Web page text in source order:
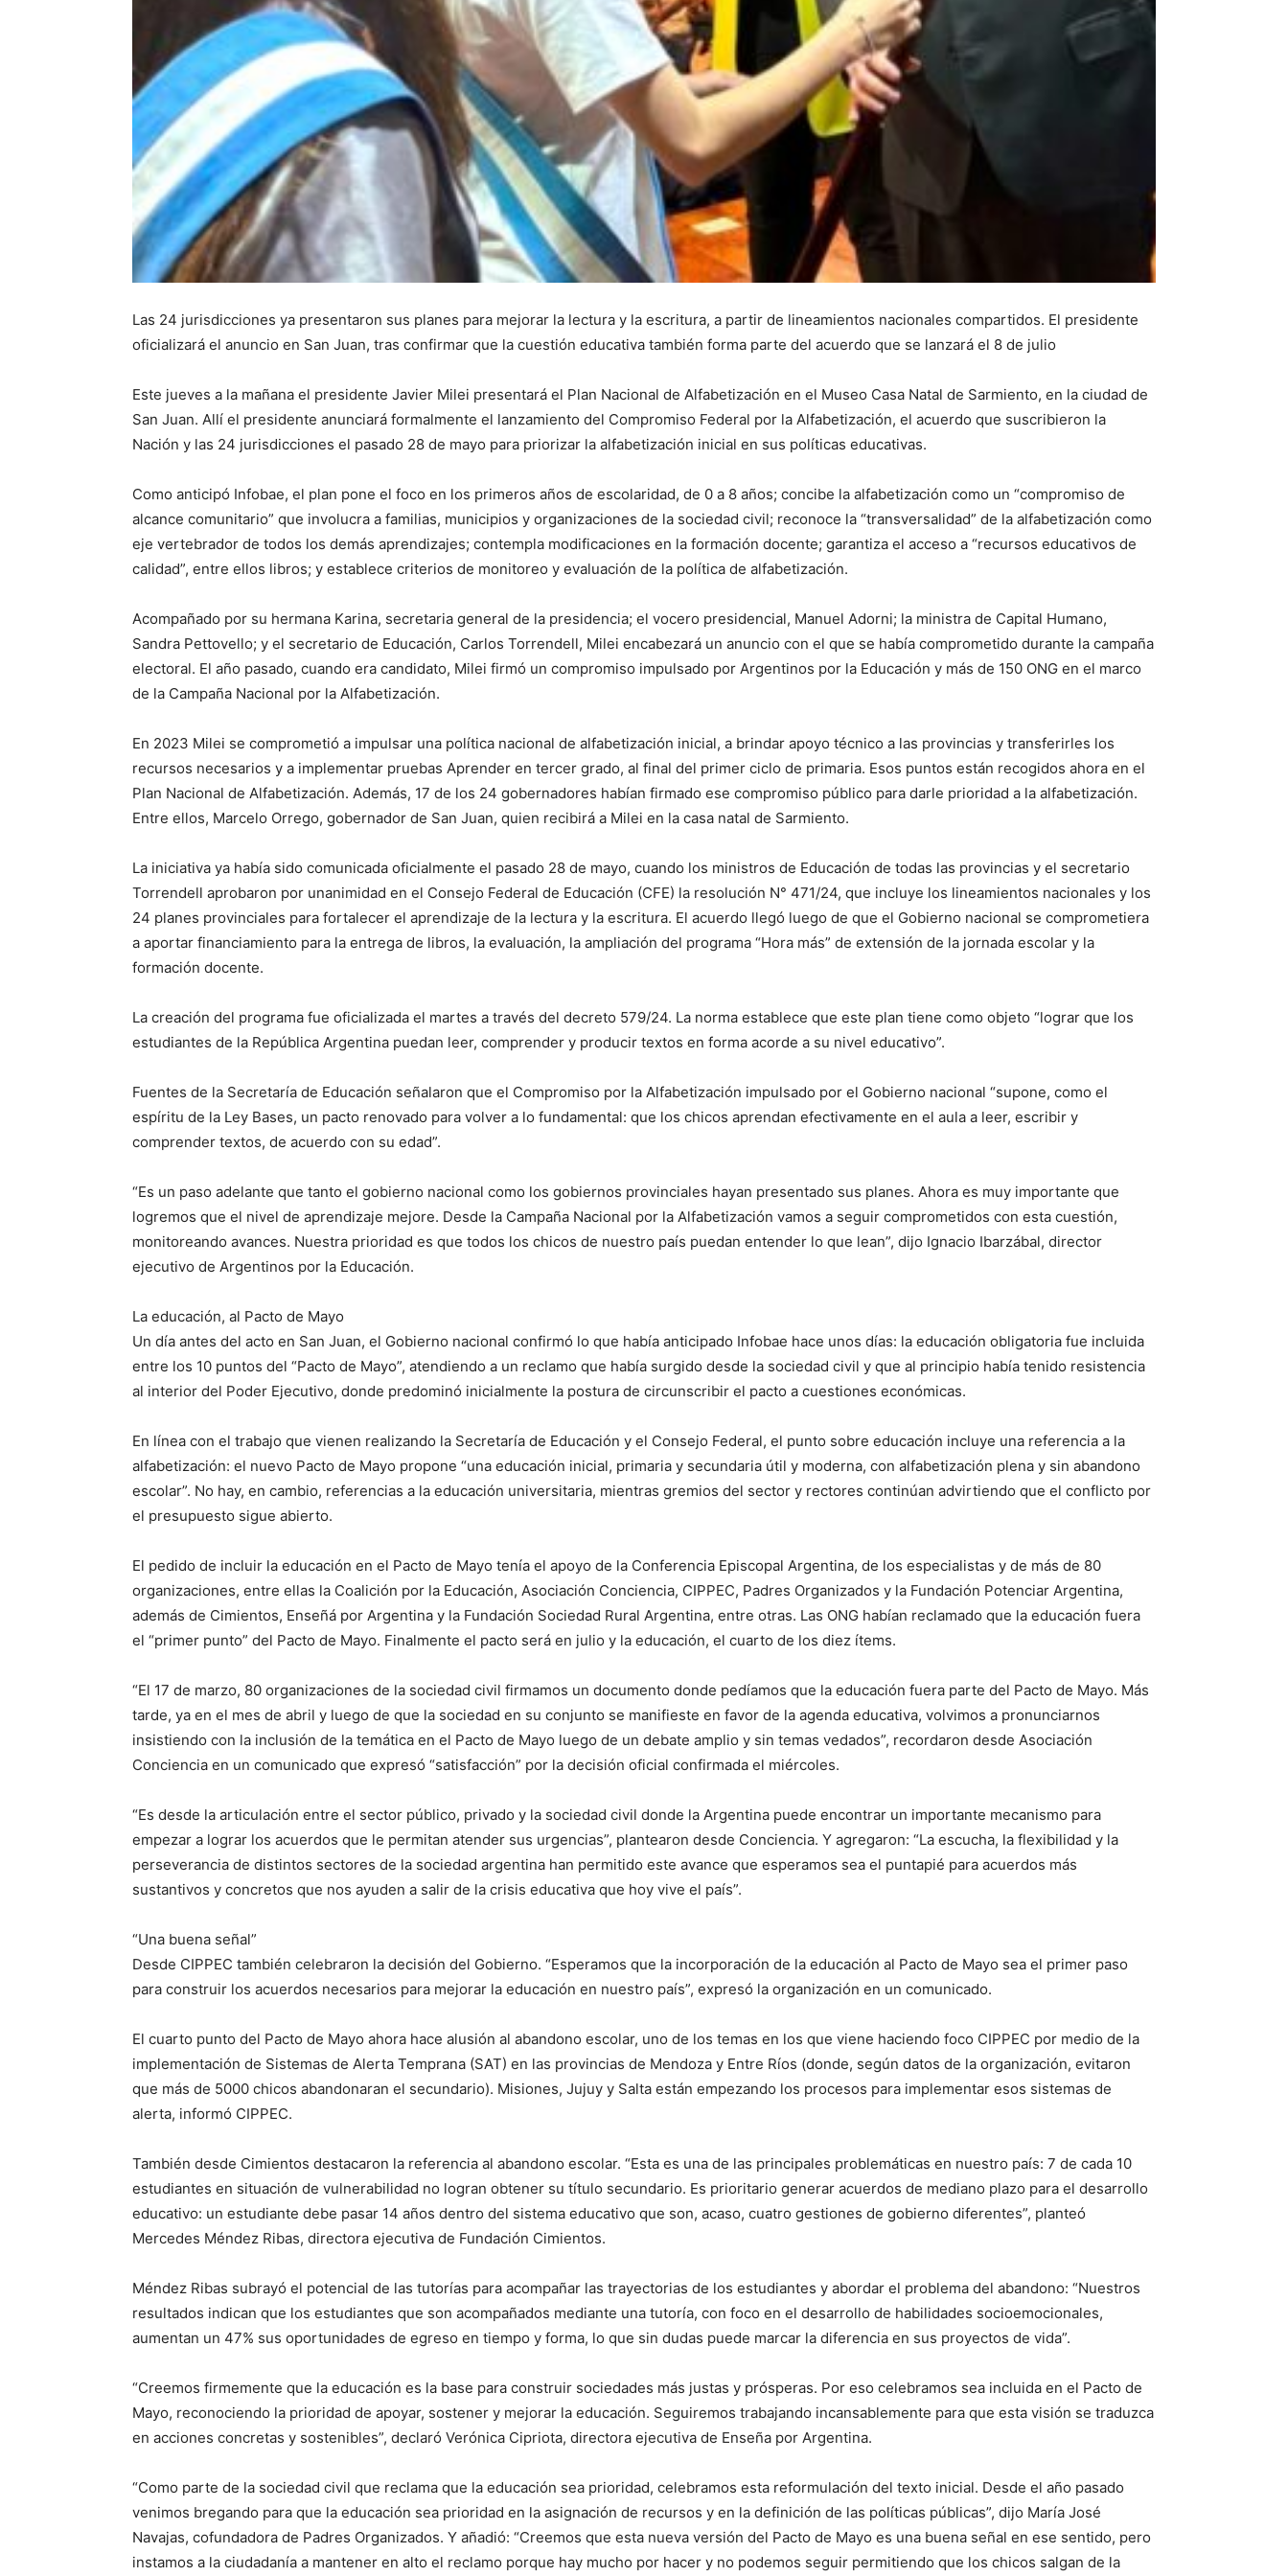
Las 24 jurisdicciones ya presentaron sus planes para mejorar la lectura y la escritura, a partir de lineamientos nacionales compartidos. El presidente
oficializará el anuncio en San Juan, tras confirmar que la cuestión educativa también forma parte del acuerdo que se lanzará el 8 de julio
Este jueves a la mañana el presidente Javier Milei presentará el Plan Nacional de Alfabetización en el Museo Casa Natal de Sarmiento, en la ciudad de
San Juan. Allí el presidente anunciará formalmente el lanzamiento del Compromiso Federal por la Alfabetización, el acuerdo que suscribieron la
Nación y las 24 jurisdicciones el pasado 28 de mayo para priorizar la alfabetización inicial en sus políticas educativas.
Como anticipó Infobae, el plan pone el foco en los primeros años de escolaridad, de 0 a 8 años; concibe la alfabetización como un “compromiso de
alcance comunitario” que involucra a familias, municipios y organizaciones de la sociedad civil; reconoce la “transversalidad” de la alfabetización como
eje vertebrador de todos los demás aprendizajes; contempla modificaciones en la formación docente; garantiza el acceso a “recursos educativos de
calidad”, entre ellos libros; y establece criterios de monitoreo y evaluación de la política de alfabetización.
Acompañado por su hermana Karina, secretaria general de la presidencia; el vocero presidencial, Manuel Adorni; la ministra de Capital Humano,
Sandra Pettovello; y el secretario de Educación, Carlos Torrendell, Milei encabezará un anuncio con el que se había comprometido durante la campaña
electoral. El año pasado, cuando era candidato, Milei firmó un compromiso impulsado por Argentinos por la Educación y más de 150 ONG en el marco
de la Campaña Nacional por la Alfabetización.
En 2023 Milei se comprometió a impulsar una política nacional de alfabetización inicial, a brindar apoyo técnico a las provincias y transferirles los
recursos necesarios y a implementar pruebas Aprender en tercer grado, al final del primer ciclo de primaria. Esos puntos están recogidos ahora en el
Plan Nacional de Alfabetización. Además, 17 de los 24 gobernadores habían firmado ese compromiso público para darle prioridad a la alfabetización.
Entre ellos, Marcelo Orrego, gobernador de San Juan, quien recibirá a Milei en la casa natal de Sarmiento.
La iniciativa ya había sido comunicada oficialmente el pasado 28 de mayo, cuando los ministros de Educación de todas las provincias y el secretario
Torrendell aprobaron por unanimidad en el Consejo Federal de Educación (CFE) la resolución N° 471/24, que incluye los lineamientos nacionales y los
24 planes provinciales para fortalecer el aprendizaje de la lectura y la escritura. El acuerdo llegó luego de que el Gobierno nacional se comprometiera
a aportar financiamiento para la entrega de libros, la evaluación, la ampliación del programa “Hora más” de extensión de la jornada escolar y la
formación docente.
La creación del programa fue oficializada el martes a través del decreto 579/24. La norma establece que este plan tiene como objeto “lograr que los
estudiantes de la República Argentina puedan leer, comprender y producir textos en forma acorde a su nivel educativo”.
Fuentes de la Secretaría de Educación señalaron que el Compromiso por la Alfabetización impulsado por el Gobierno nacional “supone, como el
espíritu de la Ley Bases, un pacto renovado para volver a lo fundamental: que los chicos aprendan efectivamente en el aula a leer, escribir y
comprender textos, de acuerdo con su edad”.
“Es un paso adelante que tanto el gobierno nacional como los gobiernos provinciales hayan presentado sus planes. Ahora es muy importante que
logremos que el nivel de aprendizaje mejore. Desde la Campaña Nacional por la Alfabetización vamos a seguir comprometidos con esta cuestión,
monitoreando avances. Nuestra prioridad es que todos los chicos de nuestro país puedan entender lo que lean”, dijo Ignacio Ibarzábal, director
ejecutivo de Argentinos por la Educación.
La educación, al Pacto de Mayo
Un día antes del acto en San Juan, el Gobierno nacional confirmó lo que había anticipado Infobae hace unos días: la educación obligatoria fue incluida
entre los 10 puntos del “Pacto de Mayo”, atendiendo a un reclamo que había surgido desde la sociedad civil y que al principio había tenido resistencia
al interior del Poder Ejecutivo, donde predominó inicialmente la postura de circunscribir el pacto a cuestiones económicas.
En línea con el trabajo que vienen realizando la Secretaría de Educación y el Consejo Federal, el punto sobre educación incluye una referencia a la
alfabetización: el nuevo Pacto de Mayo propone “una educación inicial, primaria y secundaria útil y moderna, con alfabetización plena y sin abandono
escolar”. No hay, en cambio, referencias a la educación universitaria, mientras gremios del sector y rectores continúan advirtiendo que el conflicto por
el presupuesto sigue abierto.
El pedido de incluir la educación en el Pacto de Mayo tenía el apoyo de la Conferencia Episcopal Argentina, de los especialistas y de más de 80
organizaciones, entre ellas la Coalición por la Educación, Asociación Conciencia, CIPPEC, Padres Organizados y la Fundación Potenciar Argentina,
además de Cimientos, Enseñá por Argentina y la Fundación Sociedad Rural Argentina, entre otras. Las ONG habían reclamado que la educación fuera
el “primer punto” del Pacto de Mayo. Finalmente el pacto será en julio y la educación, el cuarto de los diez ítems.
“El 17 de marzo, 80 organizaciones de la sociedad civil firmamos un documento donde pedíamos que la educación fuera parte del Pacto de Mayo. Más
tarde, ya en el mes de abril y luego de que la sociedad en su conjunto se manifieste en favor de la agenda educativa, volvimos a pronunciarnos
insistiendo con la inclusión de la temática en el Pacto de Mayo luego de un debate amplio y sin temas vedados”, recordaron desde Asociación
Conciencia en un comunicado que expresó “satisfacción” por la decisión oficial confirmada el miércoles.
“Es desde la articulación entre el sector público, privado y la sociedad civil donde la Argentina puede encontrar un importante mecanismo para
empezar a lograr los acuerdos que le permitan atender sus urgencias”, plantearon desde Conciencia. Y agregaron: “La escucha, la flexibilidad y la
perseverancia de distintos sectores de la sociedad argentina han permitido este avance que esperamos sea el puntapié para acuerdos más
sustantivos y concretos que nos ayuden a salir de la crisis educativa que hoy vive el país”.
“Una buena señal”
Desde CIPPEC también celebraron la decisión del Gobierno. “Esperamos que la incorporación de la educación al Pacto de Mayo sea el primer paso
para construir los acuerdos necesarios para mejorar la educación en nuestro país”, expresó la organización en un comunicado.
El cuarto punto del Pacto de Mayo ahora hace alusión al abandono escolar, uno de los temas en los que viene haciendo foco CIPPEC por medio de la
implementación de Sistemas de Alerta Temprana (SAT) en las provincias de Mendoza y Entre Ríos (donde, según datos de la organización, evitaron
que más de 5000 chicos abandonaran el secundario). Misiones, Jujuy y Salta están empezando los procesos para implementar esos sistemas de
alerta, informó CIPPEC.
También desde Cimientos destacaron la referencia al abandono escolar. “Esta es una de las principales problemáticas en nuestro país: 7 de cada 10
estudiantes en situación de vulnerabilidad no logran obtener su título secundario. Es prioritario generar acuerdos de mediano plazo para el desarrollo
educativo: un estudiante debe pasar 14 años dentro del sistema educativo que son, acaso, cuatro gestiones de gobierno diferentes”, planteó
Mercedes Méndez Ribas, directora ejecutiva de Fundación Cimientos.
Méndez Ribas subrayó el potencial de las tutorías para acompañar las trayectorias de los estudiantes y abordar el problema del abandono: “Nuestros
resultados indican que los estudiantes que son acompañados mediante una tutoría, con foco en el desarrollo de habilidades socioemocionales,
aumentan un 47% sus oportunidades de egreso en tiempo y forma, lo que sin dudas puede marcar la diferencia en sus proyectos de vida”.
“Creemos firmemente que la educación es la base para construir sociedades más justas y prósperas. Por eso celebramos sea incluida en el Pacto de
Mayo, reconociendo la prioridad de apoyar, sostener y mejorar la educación. Seguiremos trabajando incansablemente para que esta visión se traduzca
en acciones concretas y sostenibles”, declaró Verónica Cipriota, directora ejecutiva de Enseña por Argentina.
“Como parte de la sociedad civil que reclama que la educación sea prioridad, celebramos esta reformulación del texto inicial. Desde el año pasado
venimos bregando para que la educación sea prioridad en la asignación de recursos y en la definición de las políticas públicas”, dijo María José
Navajas, cofundadora de Padres Organizados. Y añadió: “Creemos que esta nueva versión del Pacto de Mayo es una buena señal en ese sentido, pero
instamos a la ciudadanía a mantener en alto el reclamo porque hay mucho por hacer y no podemos seguir permitiendo que los chicos salgan de la